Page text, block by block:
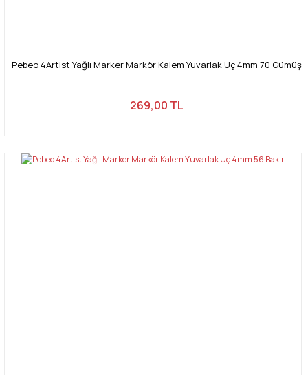
Pebeo 4Artist Yağlı Marker Markör Kalem Yuvarlak Uç 4mm 70 Gümüş
269,00 TL